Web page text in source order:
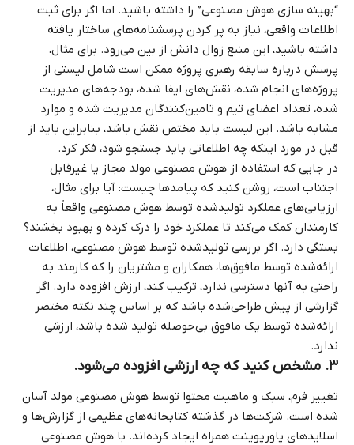
“بهینه‌ سازی هوش مصنوعی” را داشته باشید. اما اگر برای ثبت
اطلاعات واقعی، نیاز به پر کردن پرسشنامه‌های ساختار یافته
داشته باشید، این منبع زوال دانش از بین می‌رود. برای مثال،
پرسش درباره سابقه رهبری پروژه ممکن است شامل لیستی از
پروژه‌های انجام‌ شده، نقش‌های ایفا شده، بودجه‌های مدیریت
شده، تعداد اعضای تیم و تامین‌کنندگان مدیریت شده و موارد
مشابه باشد. این لیست باید مختص نقش باشد، بنابراین باید از
قبل در مورد اینکه چه اطلاعاتی باید جستجو شود، فکر کرد.
در جایی که استفاده از هوش مصنوعی مولد مجاز یا غیرقابل
اجتناب است، روشن کنید که پیامدها چیست: آیا برای مثال،
ارزیابی‌های عملکرد تولیدشده توسط هوش مصنوعی واقعاً به
کارمندان کمک می‌کند تا عملکرد خود را درک کرده و بهبود بخشند؟
بستگی دارد. اگر بررسی تولیدشده توسط هوش مصنوعی، اطلاعات
ارائه‌شده توسط مافوق‌ها، همکاران و مشتریان را که کارمند به
راحتی به آنها دسترسی ندارد، ترکیب کند، ارزش افزوده دارد. اگر
گزارشی از پیش طراحی‌شده باشد که بر اساس چند نکته مختصر
ارائه‌شده توسط یک مافوق بی‌حوصله تولید شده باشد، ارزشی
ندارد.
۳. مشخص کنید که چه ارزشی افزوده می‌شود.
تغییر فرم، سبک و ماهیت محتوا توسط هوش مصنوعی مولد آسان
شده است. شرکت‌ها در گذشته کتابخانه‌های عظیمی از گزارش‌ها و
اسلایدهای پاورپوینت همراه ایجاد کرده‌اند. با هوش مصنوعی